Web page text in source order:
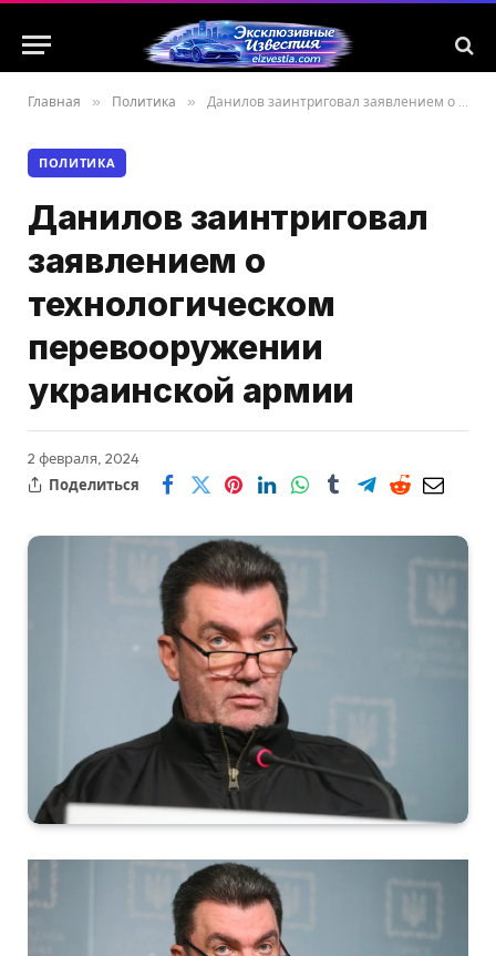
Главная » Политика » Данилов заинтриговал заявлением о технологическом перевооружении украинской армии
ПОЛИТИКА
Данилов заинтриговал
заявлением о
технологическом
перевооружении
украинской армии
2 февраля, 2024
Поделиться